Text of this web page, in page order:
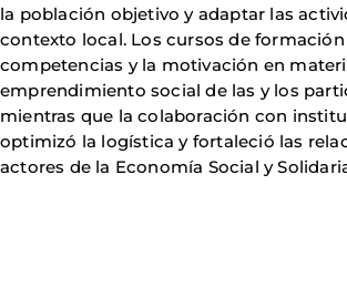
la población objetivo y adaptar las
contexto local. Los cursos de
competencias y la motivación en
emprendimiento social de las y los
mientras que la colaboración con
optimizó la logística y fortaleció las
actores de la Economía Social y